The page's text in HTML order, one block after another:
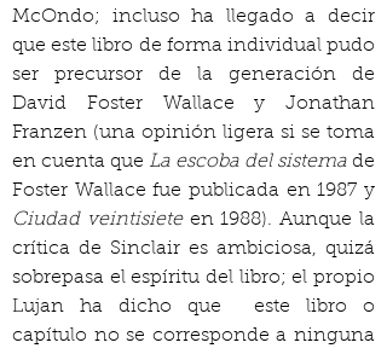
McOndo; incluso ha llegado a decir
que este libro de forma individual pudo
ser precursor de la generación de
David Foster Wallace y Jonathan
Franzen (una opinión ligera si se toma
en cuenta que La escoba del sistema de
Ciudad veintisiete en 1988). Aunque la
crítica de Sinclair es ambiciosa, quizá
sobrepasa el espíritu del libro; el propio
Lujan ha dicho que  este libro o
capítulo no se corresponde a ninguna